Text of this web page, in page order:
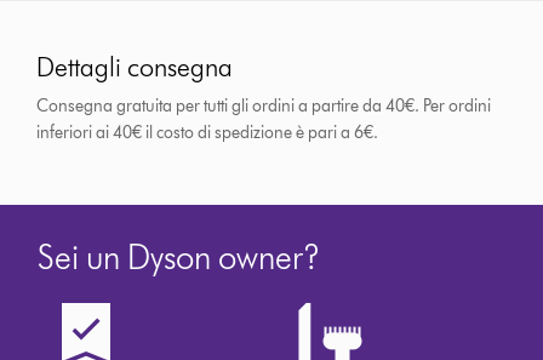
Dettagli consegna
Consegna gratuita per tutti gli ordini a partire da 40€. Per ordini
inferiori ai 40€ il costo di spedizione è pari a 6€.
Sei un Dyson owner?